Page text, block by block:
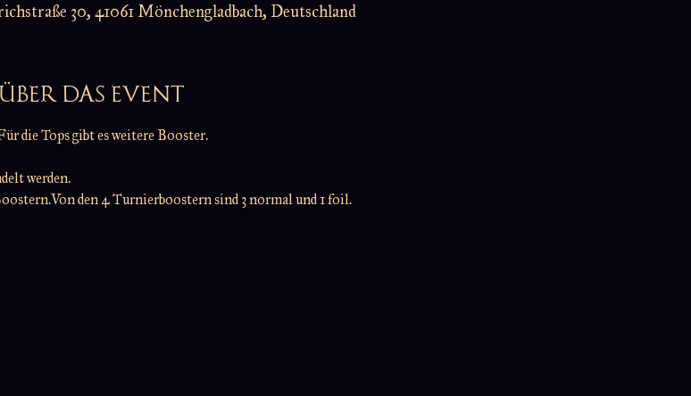
30, 41061 Mönchengladbach, Deutschland
ÜBER DAS EVENT
die Tops gibt es weitere Booster.
werden.
den 4 Turnierboostern sind 3 normal und 1 foil.